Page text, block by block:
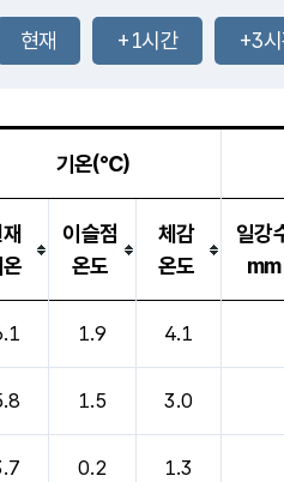
34.5
℃
37.2℃
2.4m/s
-mm
-mm
현재 +1시간 +3
기온(℃)
이슬점
온도
체감
온도
일강
mm
1.9 4.1
1.5 3.0
0.2 1.3